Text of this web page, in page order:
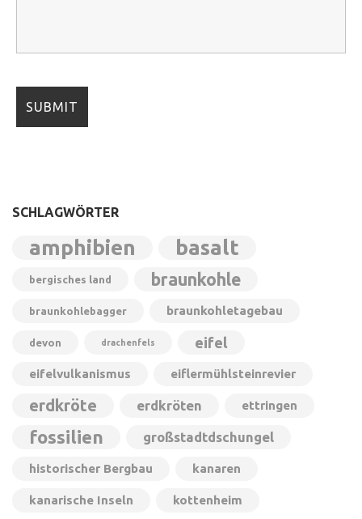
SCHLAGWÖRTER
amphibien basalt
bergisches land braunkohle
braunkohlebagger braunkohletagebau
devon drachenfels eifel
eifelvulkanismus eiflermühlsteinrevier
erdkröte erdkröten ettringen
fossilien großstadtdschungel
historischer Bergbau kanaren
kanarische Inseln kottenheim